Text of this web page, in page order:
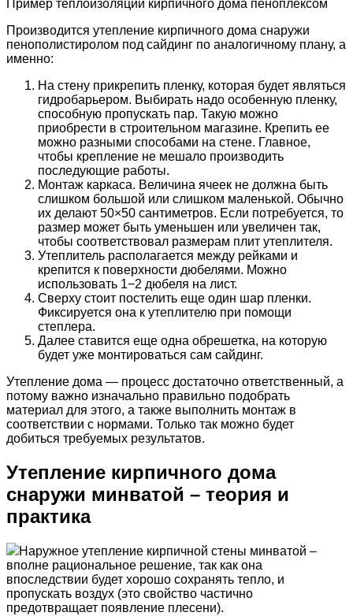
Пример теплоизоляции кирпичного дома пеноплексом
Производится утепление кирпичного дома снаружи
пенополистиролом под сайдинг по аналогичному плану, а
именно:
На стену прикрепить пленку, которая будет являться
гидробарьером. Выбирать надо особенную пленку,
способную пропускать пар. Такую можно
приобрести в строительном магазине. Крепить ее
можно разными способами на стене. Главное,
чтобы крепление не мешало производить
последующие работы.
Монтаж каркаса. Величина ячеек не должна быть
слишком большой или слишком маленькой. Обычно
их делают 50×50 сантиметров. Если потребуется, то
размер может быть уменьшен или увеличен так,
чтобы соответствовал размерам плит утеплителя.
Утеплитель располагается между рейками и
крепится к поверхности дюбелями. Можно
использовать 1−2 дюбеля на лист.
Сверху стоит постелить еще один шар пленки.
Фиксируется она к утеплителю при помощи
степлера.
Далее ставится еще одна обрешетка, на которую
будет уже монтироваться сам сайдинг.
Утепление дома — процесс достаточно ответственный, а
потому важно изначально правильно подобрать
материал для этого, а также выполнить монтаж в
соответствии с нормами. Только так можно будет
добиться требуемых результатов.
Утепление кирпичного дома
снаружи минватой – теория и
практика
Наружное утепление кирпичной стены минватой –
вполне рациональное решение, так как она
впоследствии будет хорошо сохранять тепло, и
пропускать воздух (это свойство частично
предотвращает появление плесени).